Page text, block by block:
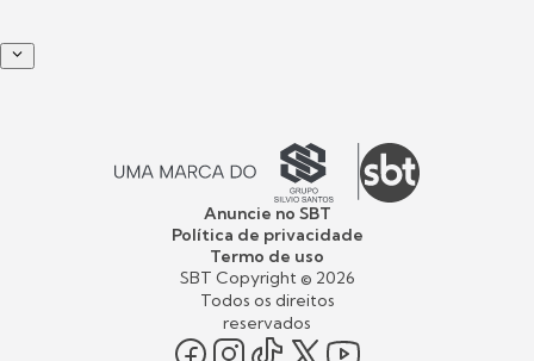
Anuncie no SBT
Política de privacidade
Termo de uso
SBT Copyright © 2026
Todos os direitos
reservados